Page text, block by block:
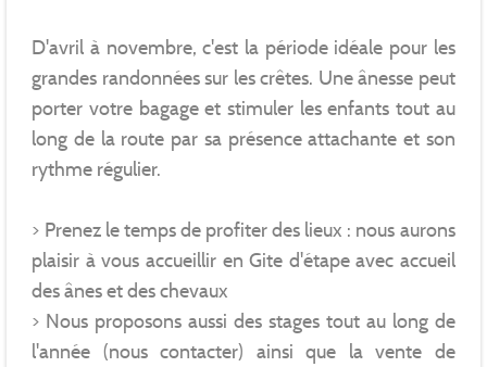
D'avril à novembre, c'est la période idéale pour les
grandes randonnées sur les crêtes. Une ânesse peut
porter votre bagage et stimuler les enfants tout au
long de la route par sa présence attachante et son
rythme régulier.
> Prenez le temps de profiter des lieux : nous aurons
plaisir à vous accueillir en Gite d'étape avec accueil
des ânes et des chevaux
> Nous proposons aussi des stages tout au long de
l'année (nous contacter) ainsi que la vente de